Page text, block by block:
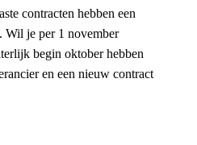
contracten hebben een
Wil je per 1 november
begin oktober hebben
en een nieuw contract